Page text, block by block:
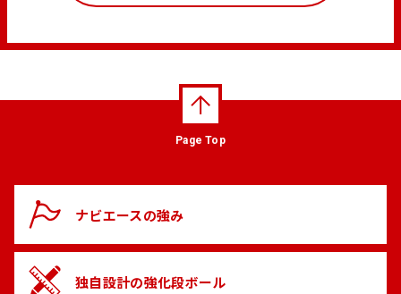
Page Top
ナビエースの強み
独自設計の強化段ボール